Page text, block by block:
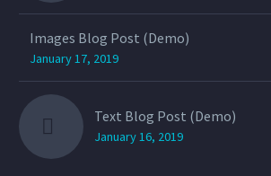
Images Blog Post (Demo)
January 17, 2019
Text Blog Post (Demo)
January 16, 2019